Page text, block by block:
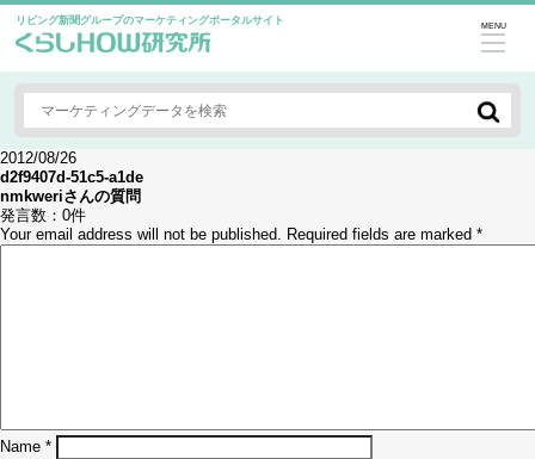
リビング新聞グループのマーケティングポータルサイト MENU
2012/08/26
d2f9407d-51c5-a1de
nmkweriさんの質問
発言数： 0件
Your email address will not be published. Required fields are marked *
Name *